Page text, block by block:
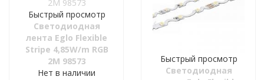
Быстрый просмотр
Светодиодная
лента Eglo Flexible
Stripe 4,85W/m RGB
2M 98573
Нет в наличии
Быстрый просмотр
Светодиодная